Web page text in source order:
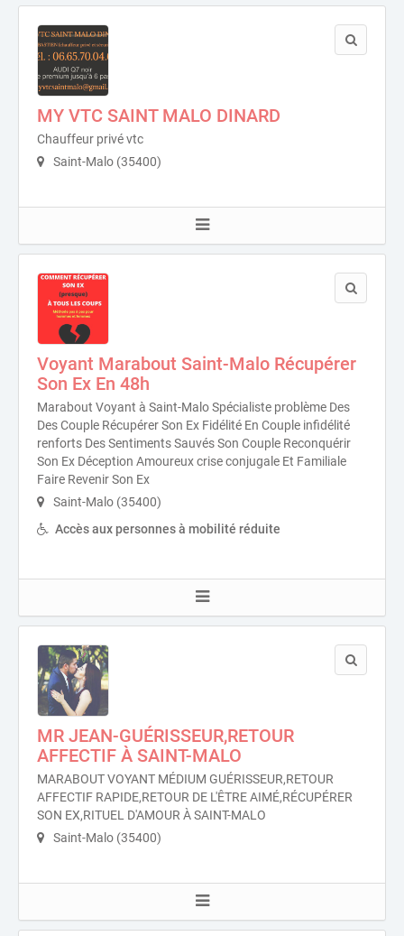
MY VTC SAINT MALO DINARD
Chauffeur privé vtc
Saint-Malo (35400)
Voyant Marabout Saint-Malo Récupérer
Son Ex En 48h
Marabout Voyant à Saint-Malo Spécialiste problème Des
Des Couple Récupérer Son Ex Fidélité En Couple infidélité
renforts Des Sentiments Sauvés Son Couple Reconquérir
Son Ex Déception Amoureux crise conjugale Et Familiale
Faire Revenir Son Ex
Saint-Malo (35400)
Accès aux personnes à mobilité réduite
MR JEAN-GUÉRISSEUR,RETOUR
AFFECTIF À SAINT-MALO
MARABOUT VOYANT MÉDIUM GUÉRISSEUR,RETOUR
AFFECTIF RAPIDE,RETOUR DE L'ÊTRE AIMÉ,RÉCUPÉRER
SON EX,RITUEL D'AMOUR À SAINT-MALO
Saint-Malo (35400)